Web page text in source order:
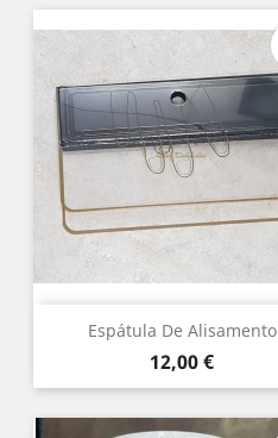
Espátula De Alisamento
Preço
12,00 €